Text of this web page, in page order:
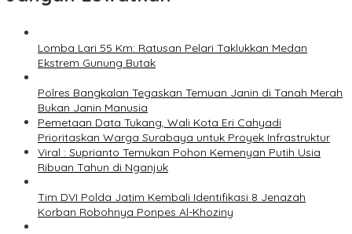
Lomba Lari 55 Km: Ratusan Pelari Taklukkan Medan
Ekstrem Gunung Butak
Polres Bangkalan Tegaskan Temuan Janin di Tanah Merah
Bukan Janin Manusia
Pemetaan Data Tukang, Wali Kota Eri Cahyadi
Prioritaskan Warga Surabaya untuk Proyek Infrastruktur
Viral : Suprianto Temukan Pohon Kemenyan Putih Usia
Ribuan Tahun di Nganjuk
Tim DVI Polda Jatim Kembali Identifikasi 8 Jenazah
Korban Robohnya Ponpes Al-Khoziny